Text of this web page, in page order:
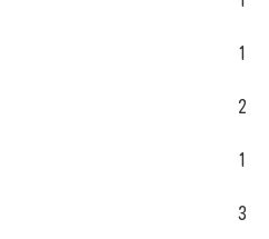
1
2
1
3